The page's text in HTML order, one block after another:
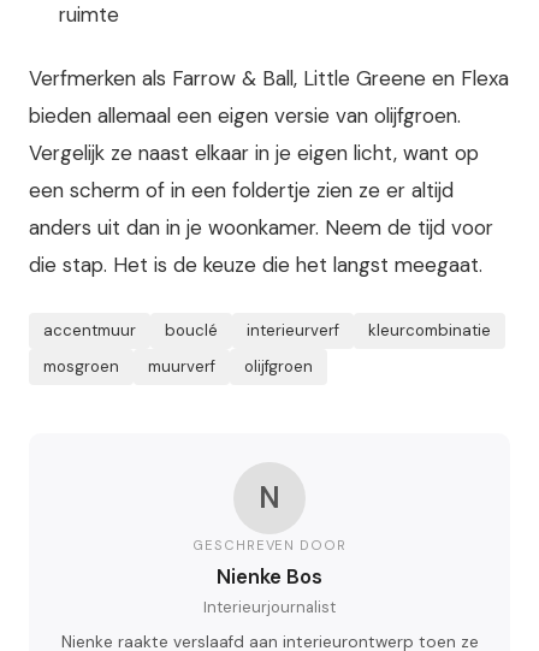
ruimte
Verfmerken als Farrow & Ball, Little Greene en Flexa
bieden allemaal een eigen versie van olijfgroen.
Vergelijk ze naast elkaar in je eigen licht, want op
een scherm of in een foldertje zien ze er altijd
anders uit dan in je woonkamer. Neem de tijd voor
die stap. Het is de keuze die het langst meegaat.
accentmuur bouclé interieurverf
kleurcombinatie
mosgroen
muurverf olijfgroen
N
GESCHREVEN DOOR
Nienke Bos
Interieurjournalist
Nienke raakte verslaafd aan interieurontwerp toen ze